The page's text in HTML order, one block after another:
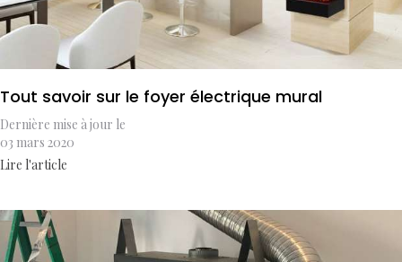
Tout savoir sur le foyer électrique mural
Dernière mise à jour le
03 mars 2020
Lire l'article